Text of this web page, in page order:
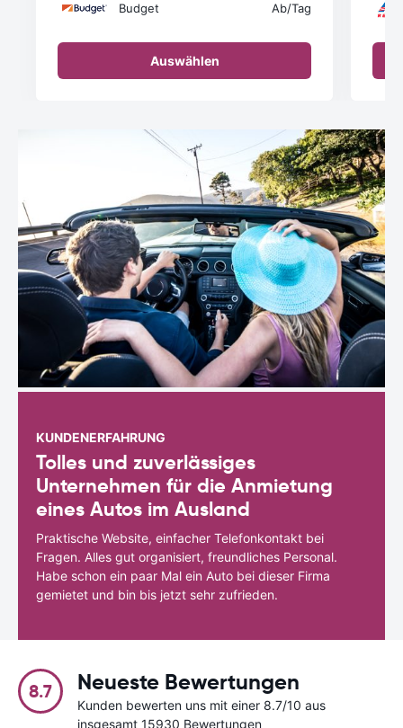
Budget Ab/Tag
Auswählen
KUNDENERFAHRUNG
Tolles und zuverlässiges
Unternehmen für die Anmietung
eines Autos im Ausland
Praktische Website, einfacher Telefonkontakt bei
Fragen. Alles gut organisiert, freundliches Personal.
Habe schon ein paar Mal ein Auto bei dieser Firma
gemietet und bin bis jetzt sehr zufrieden.
8.7 Neueste Bewertungen
Kunden bewerten uns mit einer 8.7/10 aus
insgesamt 15930 Bewertungen